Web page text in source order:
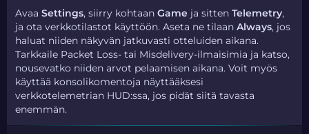
AvaaSettings, siirry kohtaanGame ja sittenTelemetry,
ja ota verkkotilastot käyttöön. Aseta ne tilaanAlways, jos
haluat niiden näkyvän jatkuvasti otteluiden aikana.
Tarkkaile Packet Loss- tai Misdelivery-ilmaisimia ja katso,
nousevatko niiden arvot pelaamisen aikana. Voit myös
käyttää konsolikomentoja näyttääksesi
verkkotelemetrian HUD:ssa, jos pidät siitä tavasta
enemmän.